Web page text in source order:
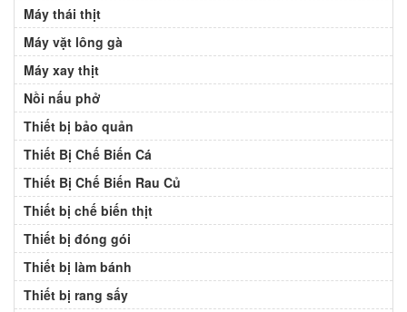
Máy thái thịt
Máy vặt lông gà
Máy xay thịt
Nồi nấu phở
Thiết bị bảo quản
Thiết Bị Chế Biến Cá
Thiết Bị Chế Biến Rau Củ
Thiết bị chế biến thịt
Thiết bị đóng gói
Thiết bị làm bánh
Thiết bị rang sấy